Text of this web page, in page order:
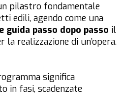
pilastro fondamentale
edili, agendo come una
guida passo dopo passo il
la realizzazione di un’opera.
significa
in fasi, scadenzate